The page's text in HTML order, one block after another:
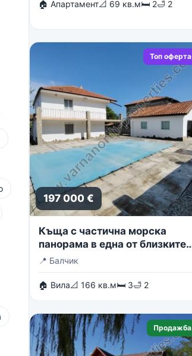
🏠 Апартамент📐 69 кв.м🛏 2🛁 2
Топ оферта
197 000 €
Къща с частична морска
панорама в една от близките
вилни зони в гр. Балчик
📍 Балчик
🏠 Вила📐 166 кв.м🛏 3🛁 2
Продажба